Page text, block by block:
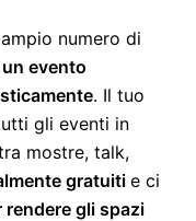
numero di
evento
. Il tuo
gli eventi in
mostre, talk,
gratuitie ci
rendere gli spazi